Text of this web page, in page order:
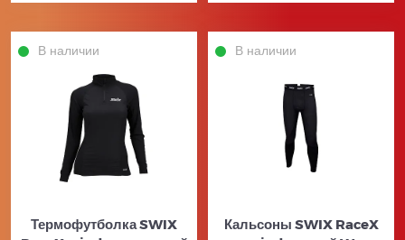
В наличии
Термофутболка SWIX
В наличии
Кальсоны SWIX RaceX